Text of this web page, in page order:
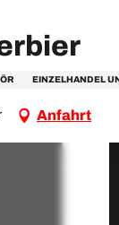
EINZELHANDEL
Anfahrt